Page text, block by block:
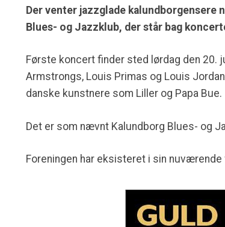
Der venter jazzglade kalundborgensere
Blues- og Jazzklub, der står bag
Første koncert finder sted lørdag den 20.
Armstrongs, Louis Primas og Louis
danske kunstnere som Liller og Papa Bue.
Det er som nævnt Kalundborg Blues- og
Foreningen har eksisteret i sin nuværende